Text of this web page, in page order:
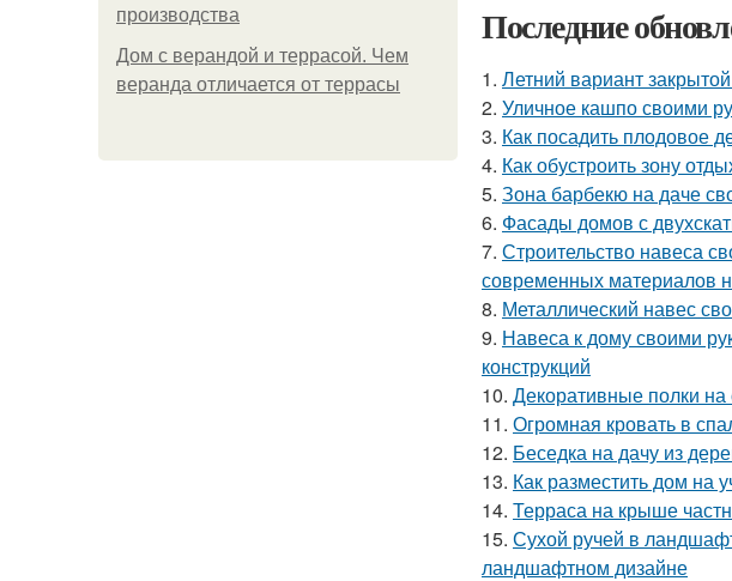
производства
Дом с верандой и террасой. Чем
веранда отличается от террасы
Последние
1. Летний вариант
2. Уличное кашпо своими
3. Как посадить плодовое
4. Как обустроить зону
5. Зона барбекю на даче
6. Фасады домов с
7. Строительство навеса
современных материалов
8. Металлический навес
9. Навеса к дому своими
конструкций
10. Декоративные полки
11. Огромная кровать в
12. Беседка на дачу из
13. Как разместить дом на
14. Терраса на крыше
15. Сухой ручей в
ландшафтном дизайне